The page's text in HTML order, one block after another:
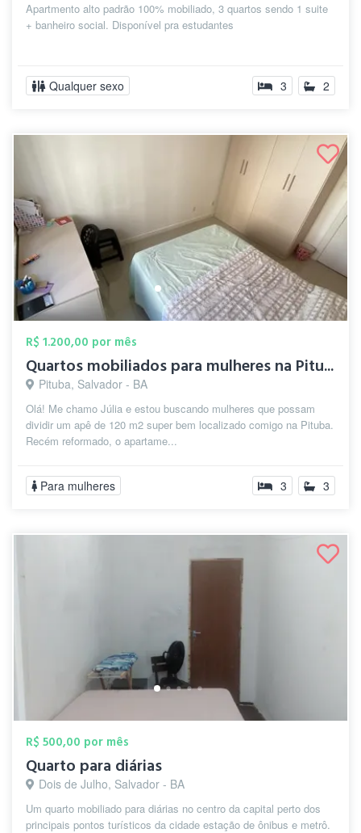
Apartmento alto padrão 100% mobiliado, 3 quartos sendo 1 suite
+ banheiro social. Disponível pra estudantes
Qualquer sexo 3 2
R$ 1.200,00 por mês
Quartos mobiliados para mulheres na Pitu...
Pituba, Salvador - BA
Olá! Me chamo Júlia e estou buscando mulheres que possam
dividir um apê de 120 m2 super bem localizado comigo na Pituba.
Recém reformado, o apartame...
Para mulheres 3 3
R$ 500,00 por mês
Quarto para diárias
Dois de Julho, Salvador - BA
Um quarto mobiliado para diárias no centro da capital perto dos
principais pontos turísticos da cidade estação de ônibus e metrô.